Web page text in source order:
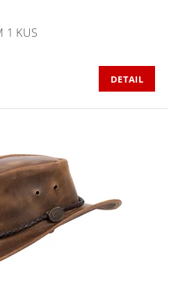
1 KUS
DETAIL